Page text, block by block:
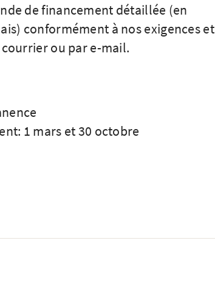
de financement détaillée (en
conformément à nos exigences et
ou par e-mail.
1 mars et 30 octobre